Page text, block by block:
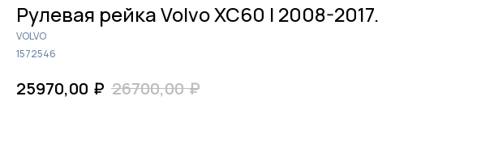
Рулевая рейка Volvo XC60 I 2008-2017.
VOLVO
1572546
25970,00 ₽ 26700,00 ₽